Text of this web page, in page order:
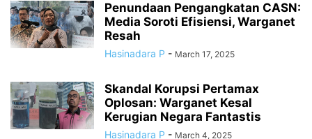
Penundaan Pengangkatan CASN:
Media Soroti Efisiensi, Warganet
Resah
Hasinadara P - March 17, 2025
Skandal Korupsi Pertamax
Oplosan: Warganet Kesal
Kerugian Negara Fantastis
Hasinadara P - March 4, 2025